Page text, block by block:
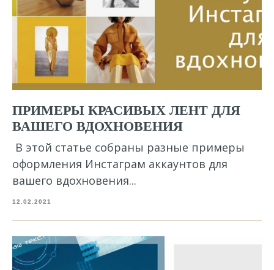
ПРИМЕРЫ КРАСИВЫХ ЛЕНТ ДЛЯ
ВАШЕГО ВДОХНОВЕНИЯ
В этой статье собраны разные примеры
оформления Инстаграм аккаунтов для
вашего вдохновения...
12.02.2021